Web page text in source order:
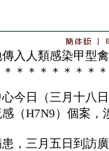
入人類感染甲型
＊＊＊＊＊＊＊
日（三月十八日
（H7N9）個案，
三月五日到訪廣